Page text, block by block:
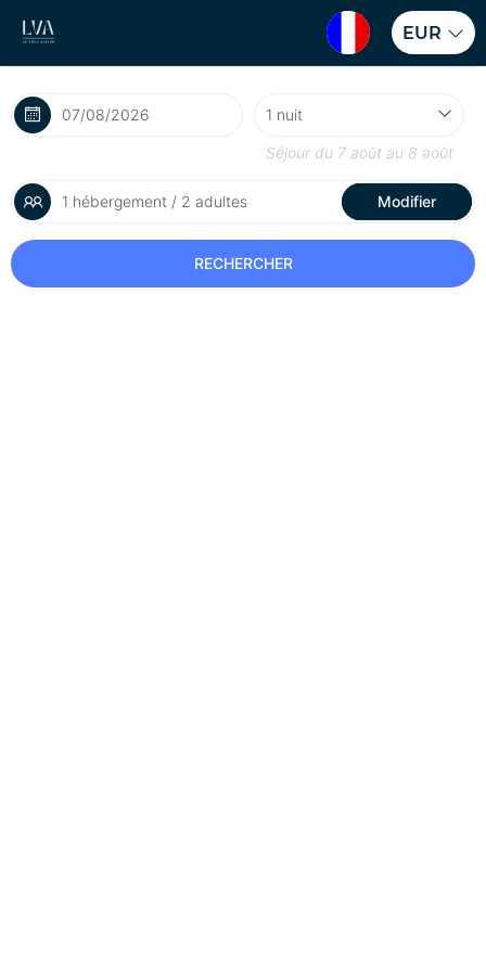
EUR
Séjour du 7 août au 8 août
1 hébergement / 2 adultes Modifier